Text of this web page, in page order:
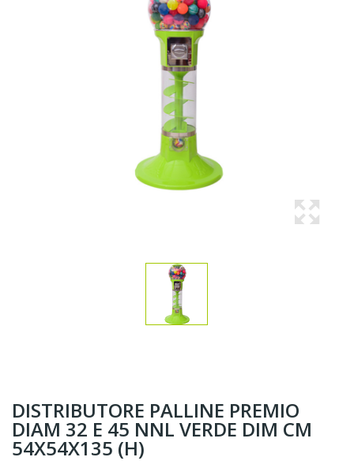
DISTRIBUTORE PALLINE PREMIO
DIAM 32 E 45 NNL VERDE DIM CM
54X54X135 (H)